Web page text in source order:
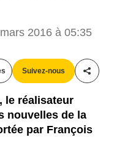
2016 à 05:35
Suivez-nous
le réalisateur
nouvelles de la
par François